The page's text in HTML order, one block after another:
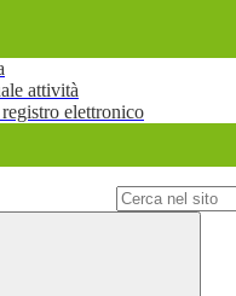
attività
elettronico